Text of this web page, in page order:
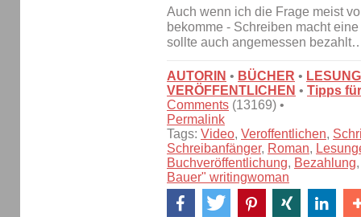
Auch wenn ich die Frage meist
bekomme - Schreiben macht
sollte auch angemessen
AUTORIN • BÜCHER •
VERÖFFENTLICHEN • Tipps
Comments (13169) •
Permalink
Tags: Video, Veroffentlichen,
Schreibanfänger, Roman,
Buchveröffentlichung, Bezahlung
Bauer" writingwoman